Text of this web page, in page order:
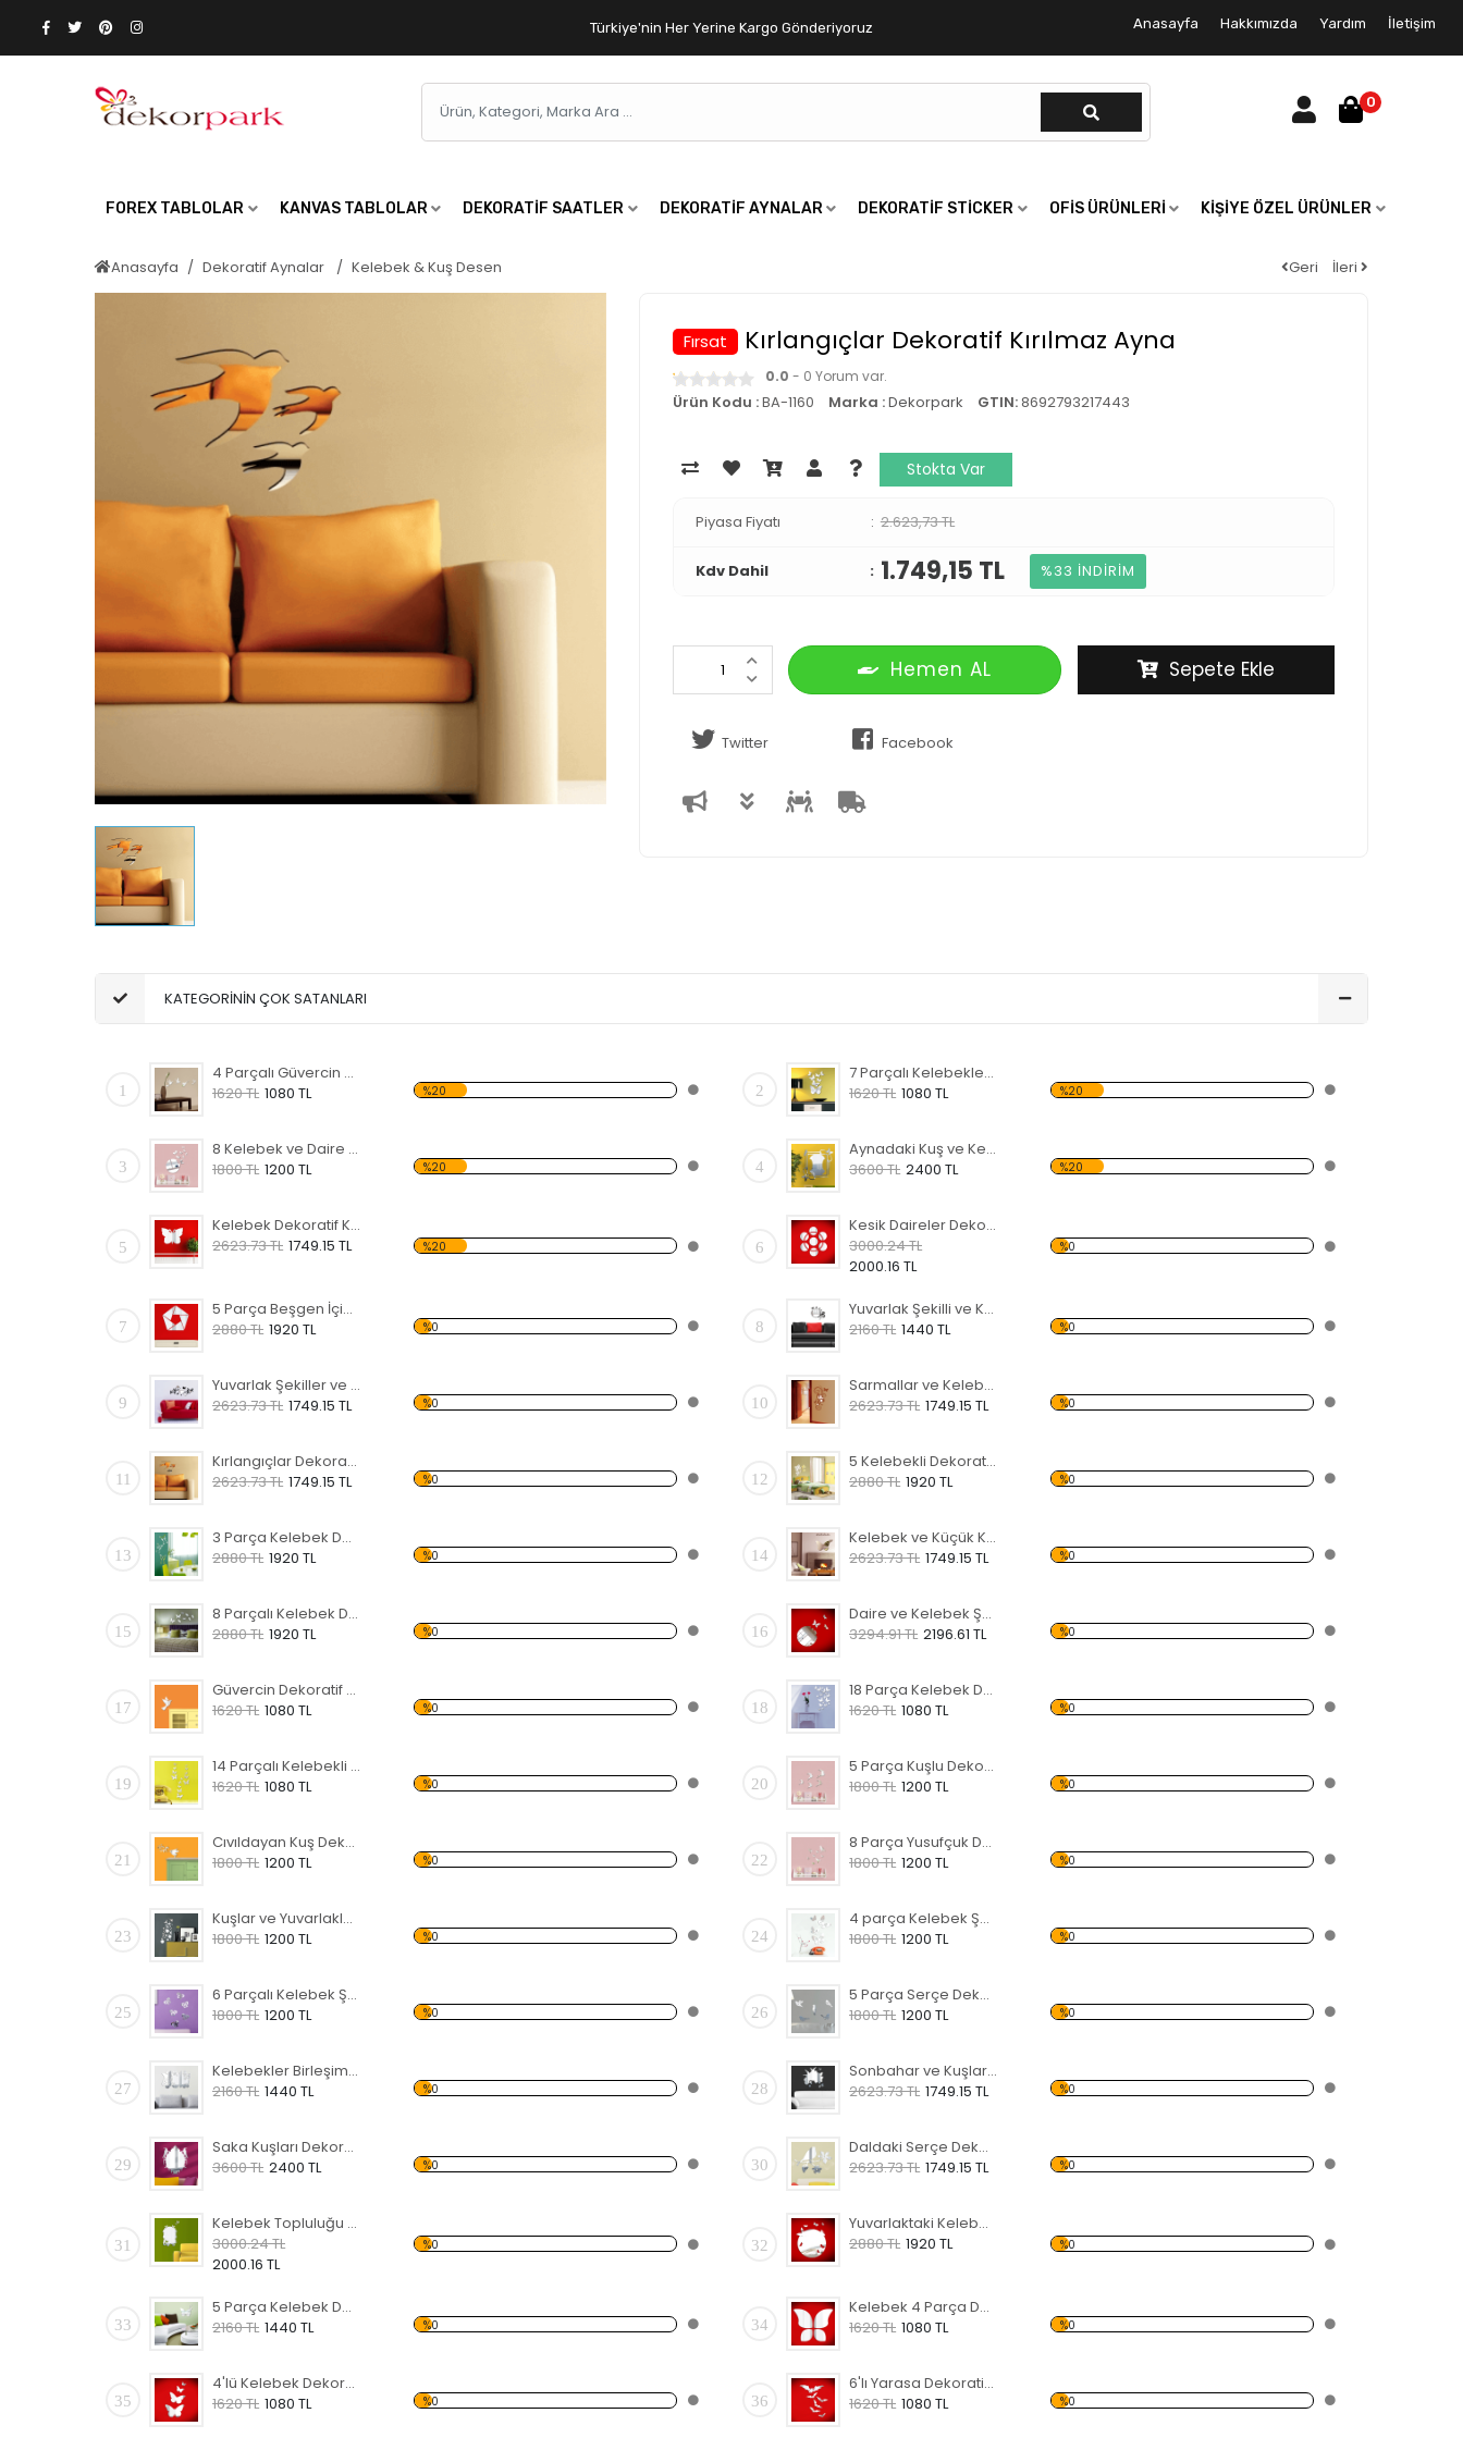
Türkiye'nin Her Yerine Kargo Gönderiyoruz Anasayfa Hakkımızda Yardım İletişim
0
FOREX TABLOLAR KANVAS TABLOLAR DEKORATIF SAATLER DEKORATIF AYNALAR DEKORATIF STICKER OFIS ÜRÜNLERI KIŞIYE ÖZEL ÜRÜNLER
Anasayfa Dekoratif Aynalar Kelebek & Kuş Desen Geri İleri
Fırsat Kırlangıçlar Dekoratif Kırılmaz Ayna
0.0 - 0 Yorum var.
Ürün Kodu :BA-1160 Marka :Dekorpark GTIN:8692793217443
Stokta Var
Piyasa Fiyatı 2.623,73 TL
Kdv Dahil 1.749,15 TL %33 İNDİRİM
Hemen AL Sepete Ekle
Twitter Facebook
KATEGORİNİN ÇOK SATANLARI
1
4 Parçalı Güvercin Dekoratif Kırılmaz Ayna
1620 TL 1080 TL %20 2
7 Parçalı Kelebekler Dekoratif Kırılmaz Ayna
1620 TL 1080 TL %20
3
8 Kelebek ve Daire Dekoratif Kırılmaz Ayna
1800 TL 1200 TL %20 4
Aynadaki Kuş ve Kelebekler Dekoratif Kırılmaz Ayna
3600 TL 2400 TL %20
5
Kelebek Dekoratif Kırılmaz Ayna
2623.73 TL 1749.15 TL %20 6
Kesik Daireler Dekoratif Kırılmaz Ayna
3000.24 TL
2000.16 TL
%0
7
5 Parça Beşgen İçindeki Şekiller Dekoratif Kırılmaz Ayna
2880 TL 1920 TL %0 8
Yuvarlak Şekilli ve Kelebekli Dekoratif Kırılmaz Ayna
2160 TL 1440 TL %0
9
Yuvarlak Şekiller ve Kelebekler Dekoratif Kırılmaz Ayna
2623.73 TL 1749.15 TL %0 10
Sarmallar ve Kelebekler Şekilli Dekoratif Kırılmaz Ayna
2623.73 TL 1749.15 TL %0
11
Kırlangıçlar Dekoratif Kırılmaz Ayna
2623.73 TL 1749.15 TL %0 12
5 Kelebekli Dekoratif Kırılmaz Ayna
2880 TL 1920 TL %0
13
3 Parça Kelebek Dekoratif Kırılmaz Ayna
2880 TL 1920 TL %0 14
Kelebek ve Küçük Kelebekler Dekoratif Kırılmaz Ayna
2623.73 TL 1749.15 TL %0
15
8 Parçalı Kelebek Dekoratif Kırılmaz Ayna
2880 TL 1920 TL %0 16
Daire ve Kelebek Şekilli Dekoratif Kırılmaz Ayna
3294.91 TL 2196.61 TL %0
17
Güvercin Dekoratif Kırılmaz Ayna
1620 TL 1080 TL %0 18
18 Parça Kelebek Dekoratif Kırılmaz Ayna
1620 TL 1080 TL %0
19
14 Parçalı Kelebekli Dekoratif Kırılmaz Ayna
1620 TL 1080 TL %0 20
5 Parça Kuşlu Dekoratif Kırılmaz Ayna
1800 TL 1200 TL %0
21
Cıvıldayan Kuş Dekoratif Kırılmaz Ayna
1800 TL 1200 TL %0 22
8 Parça Yusufçuk Dekoratif Kırılmaz Ayna
1800 TL 1200 TL %0
23
Kuşlar ve Yuvarlaklar Dekoratif Kırılmaz Ayna
1800 TL 1200 TL %0 24
4 parça Kelebek Şekilli Dekoratif Kırılmaz Ayna
1800 TL 1200 TL %0
25
6 Parçalı Kelebek Şekilli Dekoratif Kırılmaz Ayna
1800 TL 1200 TL %0 26
5 Parça Serçe Dekoratif Kırılmaz Ayna
1800 TL 1200 TL %0
27
Kelebekler Birleşimi Dekoratif Kırılmaz Ayna
2160 TL 1440 TL %0 28
Sonbahar ve Kuşlar Dekoratif Kırılmaz Ayna
2623.73 TL 1749.15 TL %0
29
Saka Kuşları Dekoratif Kırılmaz Ayna
3600 TL 2400 TL %0 30
Daldaki Serçe Dekoratif Kırılmaz Ayna
2623.73 TL 1749.15 TL %0
31
Kelebek Topluluğu Dekoratif Kırılmaz Ayna
3000.24 TL
2000.16 TL
%0 32
Yuvarlaktaki Kelebekler Dekoratif Kırılmaz Ayna
2880 TL 1920 TL %0
33
5 Parça Kelebek Dekoratif Kırılmaz Ayna
2160 TL 1440 TL %0 34
Kelebek 4 Parça Dekoratif Kırılmaz Ayna
1620 TL 1080 TL %0
35
4'lü Kelebek Dekoratif Kırılmaz Ayna
1620 TL 1080 TL %0 36
6'lı Yarasa Dekoratif Kırılmaz Ayna
1620 TL 1080 TL %0